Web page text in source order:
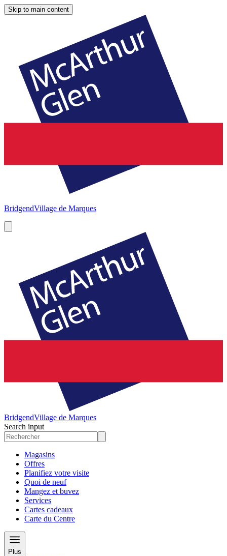
Skip to main content
BridgendVillage de Marques
BridgendVillage de Marques
Search input
Magasins
Offres
Planifiez votre visite
Quoi de neuf
Mangez et buvez
Services
Cartes cadeaux
Carte du Centre
Plus